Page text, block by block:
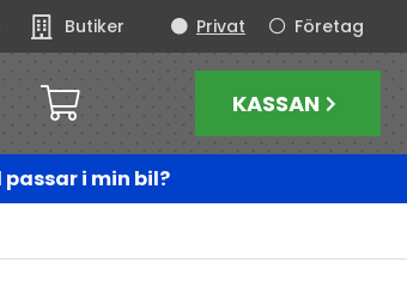
Butiker Företag
Privat
KASSAN
passar i min bil?